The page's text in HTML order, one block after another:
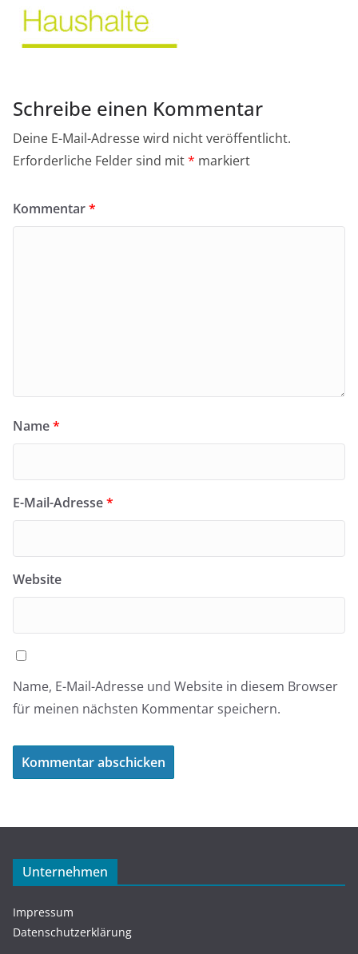
Schreibe einen Kommentar
Deine E-Mail-Adresse wird nicht veröffentlicht.
Erforderliche Felder sind mit* markiert
Kommentar*
Name*
E-Mail-Adresse*
Website
Name, E-Mail-Adresse und Website in diesem Browser
für meinen nächsten Kommentar speichern.
Unternehmen
Impressum
Datenschutzerklärung